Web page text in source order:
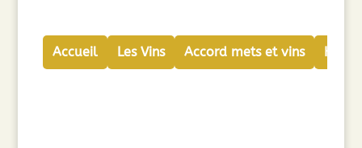
Accueil Les Vins Accord mets et vins